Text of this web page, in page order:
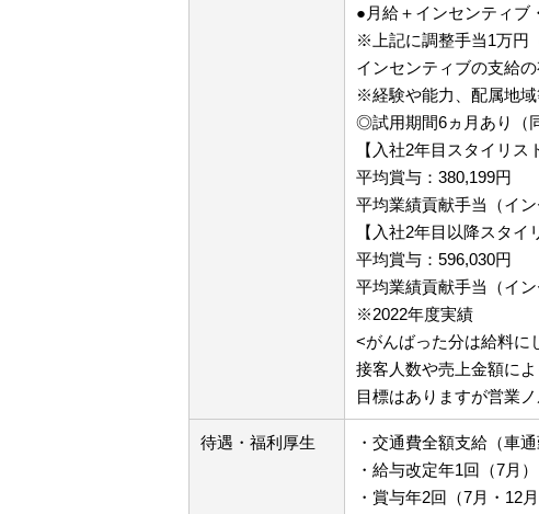
●月給＋インセンティブ
※上記に調整手当1万円
インセンティブの支給
※経験や能力、配属地域
◎試用期間6ヵ月あり（
【入社2年目スタイリス
平均賞与：380,199円
平均業績貢献手当（イ
【入社2年目以降スタイ
平均賞与：596,030円
平均業績貢献手当（イ
※2022年度実績
<がんばった分は給料に
接客人数や売上金額に
目標はありますが営業
待遇・福利厚生
・交通費全額支給（車通
・給与改定年1回（7月）
・賞与年2回（7月・12月